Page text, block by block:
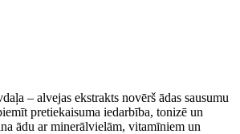
– alvejas ekstrakts novērš ādas sausumu
pretiekaisuma iedarbība, tonizē un
ādu ar minerālvielām, vitamīniem un